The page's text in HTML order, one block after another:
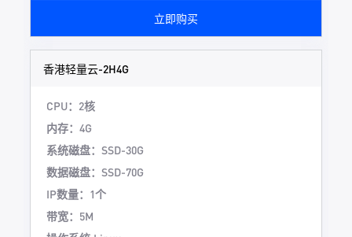
立即购买
香港轻量云-2H4G
CPU：2核
内存：4G
系统磁盘：SSD-30G
数据磁盘：SSD-70G
IP数量：1个
带宽：5M